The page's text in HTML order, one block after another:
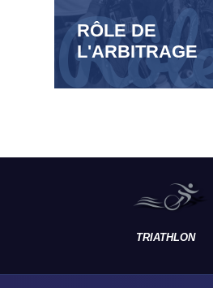
RÔLE DE
L'ARBITRAGE
TRIATHLON